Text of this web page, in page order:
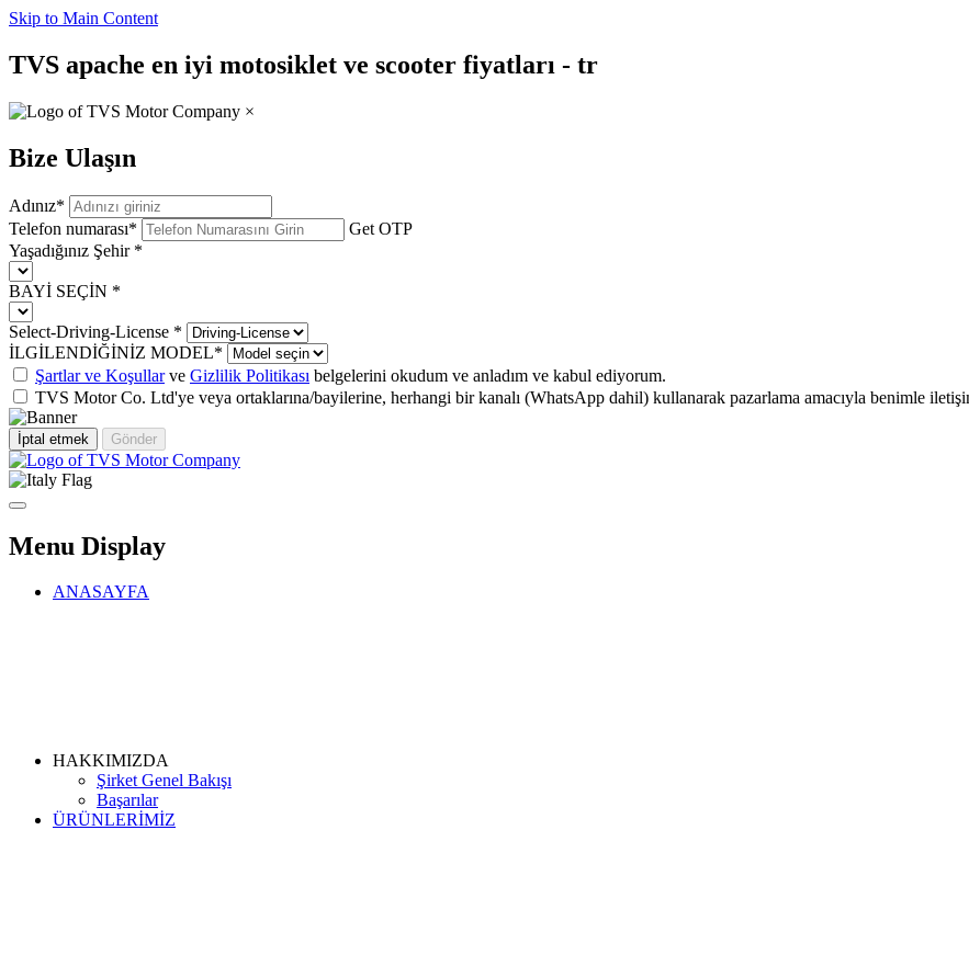
Skip to Main Content
TVS apache en iyi motosiklet ve scooter fiyatları - tr
×
Bize Ulaşın
Adınız*
Telefon numarası*
Get OTP
Yaşadığınız Şehir *
BAYİ SEÇİN *
Select-Driving-License *
İLGİLENDİĞİNİZ MODEL*
Şartlar ve Koşullarve Gizlilik Politikası belgelerini okudum ve anladım ve kabul ediyorum.
TVS Motor Co. Ltd'ye veya ortaklarına/bayilerine, herhangi bir kanalı (WhatsApp dahil) kullanarak pazarlama amacıyla benimle
İptal etmek Gönder
Menu Display
ANASAYFA
HAKKIMIZDA
Şirket Genel Bakışı
Başarılar
ÜRÜNLERİMİZ